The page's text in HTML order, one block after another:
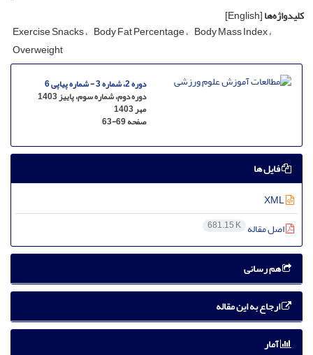
کلیدواژه‌ها[English]
Exercise Snacks Body Fat Percentage Body Mass Index
Overweight
دوره 2، شماره 3 - شماره پیاپی 6
دوره دوم، شماره سوم، پاییز 1403
مهر 1403
صفحه63-69
فایل ها
اصل مقاله 681.15 K
هم رسانی
ارجاع به این مقاله
آمار